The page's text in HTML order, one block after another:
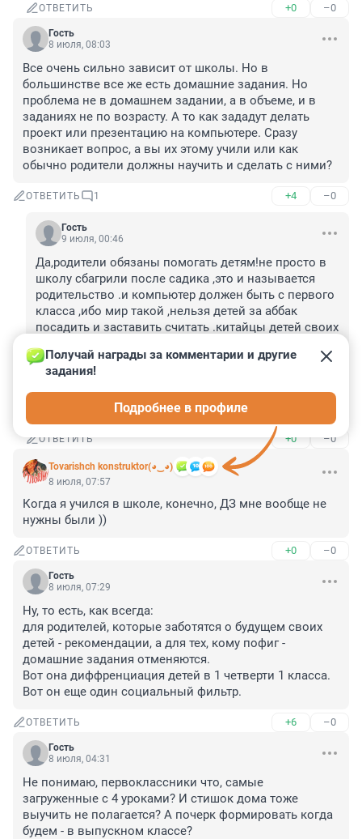
ОТВЕТИТЬ +0 –0
Гость
8 июля, 08:03
Все очень сильно зависит от школы. Но в
большинстве все же есть домашние задания. Но
проблема не в домашнем задании, а в объеме, и в
заданиях не по возрасту. А то как зададут делать
проект или презентацию на компьютере. Сразу
возникает вопрос, а вы их этому учили или как
обычно родители должны научить и сделать с ними?
ОТВЕТИТЬ 1 +4 –0
Гость
9 июля, 00:46
Да,родители обязаны помогать детям!не просто в
школу сбагрили после садика ,это и называется
родительство .и компьютер должен быть с первого
класса ,ибо мир такой ,нельзя детей за аббак
посадить и заставить считать .китайцы детей своих
далее ...дерут 3 шкуры ,и этот возраст начинается
не в 18 лет,а в 3-4 ,когда мозг юного человека
впитывает как губка !не тик-ток смотреть ролики 15
ОТВЕТИТЬ +0 –0
Tovarishch konstruktor(◕‿◕)
Получай награды за комментарии и другие
задания!
Подробнее в профиле
8 июля, 07:57
Когда я учился в школе, конечно, ДЗ мне вообще не
нужны были ))
ОТВЕТИТЬ +0 –0
Гость
8 июля, 07:29
Ну, то есть, как всегда:
для родителей, которые заботятся о будущем своих
детей - рекомендации, а для тех, кому пофиг -
домашние задания отменяются.
Вот она диффренциация детей в 1 четверти 1 класса.
Вот он еще один социальный фильтр.
ОТВЕТИТЬ +6 –0
Гость
8 июля, 04:31
Не понимаю, первоклассники что, самые
загруженные с 4 уроками? И стишок дома тоже
выучить не полагается? А почерк формировать когда
будем - в выпускном классе?